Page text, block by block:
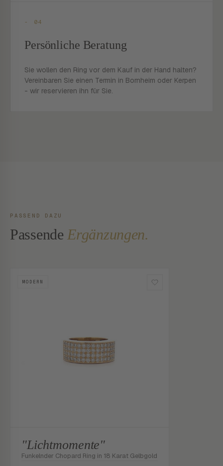
- 04
Persönliche Beratung
Sie wollen den Ring vor dem Kauf in der Hand halten?
Vereinbaren Sie einen Termin in Bornheim oder Kerpen
- wir reservieren ihn für Sie.
PASSEND DAZU
Passende Ergänzungen.
MODERN
"Lichtmomente"
Funkelnder Chopard Ring in 18 Karat Gelbgold